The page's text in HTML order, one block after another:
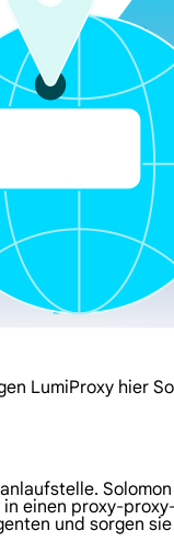
LumiProxy hier
einen proxy-
und sorgen